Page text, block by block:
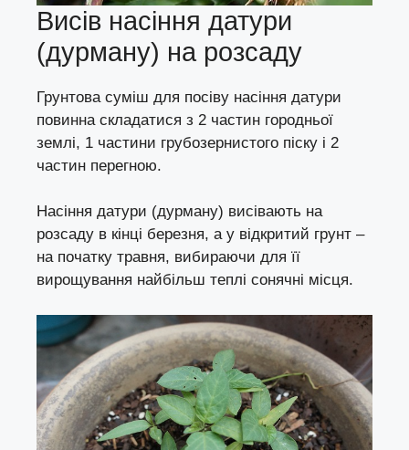
Висів насіння датури
(дурману) на розсаду
Грунтова суміш для посіву насіння датури
повинна складатися з 2 частин городньої
землі, 1 частини грубозернистого піску і 2
частин перегною.
Насіння датури (дурману) висівають на
розсаду в кінці березня, а у відкритий грунт –
на початку травня, вибираючи для її
вирощування найбільш теплі сонячні місця.